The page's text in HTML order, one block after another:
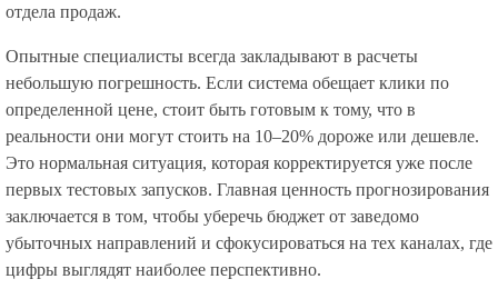
отдела продаж.
Опытные специалисты всегда закладывают в расчеты
небольшую погрешность. Если система обещает клики по
определенной цене, стоит быть готовым к тому, что в
реальности они могут стоить на 10–20% дороже или дешевле.
Это нормальная ситуация, которая корректируется уже после
первых тестовых запусков. Главная ценность прогнозирования
заключается в том, чтобы уберечь бюджет от заведомо
убыточных направлений и сфокусироваться на тех каналах, где
цифры выглядят наиболее перспективно.